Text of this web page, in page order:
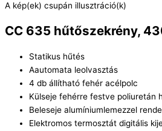
A kép(ek) csupán illusztráció(k)
CC 635 hűtőszekrény,
Statikus hűtés
Aautomata leolvasztás
4 db állítható fehér acélpolc
Külseje fehérre festve poliuretán
Beleseje alumíniumlemezzel
Elektromos termosztát digitális